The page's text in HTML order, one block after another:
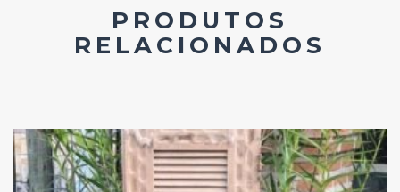
PRODUTOS
RELACIONADOS